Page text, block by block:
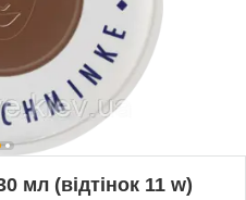
мл (відтінок 11 w)